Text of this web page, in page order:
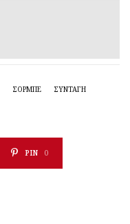
ΣΟΡΜΠΈ ΣΥΝΤΑΓΗ
PIN 0